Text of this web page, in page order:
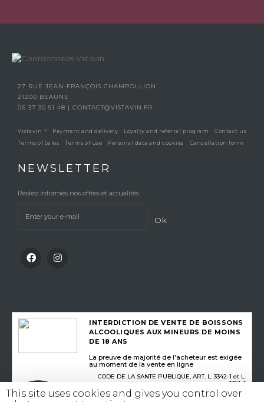
27 RUE JEAN-FRANÇOIS CHAMPOLLION
21200 BEAUNE
06 37 30 51 48 | CONTACT@VISTAVIN.FR
Vistavin ? Payment and delivery Loyalty and referral program
Contact us
Terms of Sales
Terms of use Personal data and cookies Cancellation form
NEWSLETTER
Restez informés nos offres et actualités
Ok
INTERDICTION DE VENTE DE BOISSONS
ALCOOLIQUES AUX MINEURS DE MOINS
DE 18 ANS
La preuve de majorité de l'acheteur est exigée
au moment de la vente en ligne
CODE DE LA SANTE PUBLIQUE, ART. L. 3342-1 et L.
3353-3
This site uses cookies and gives you control over